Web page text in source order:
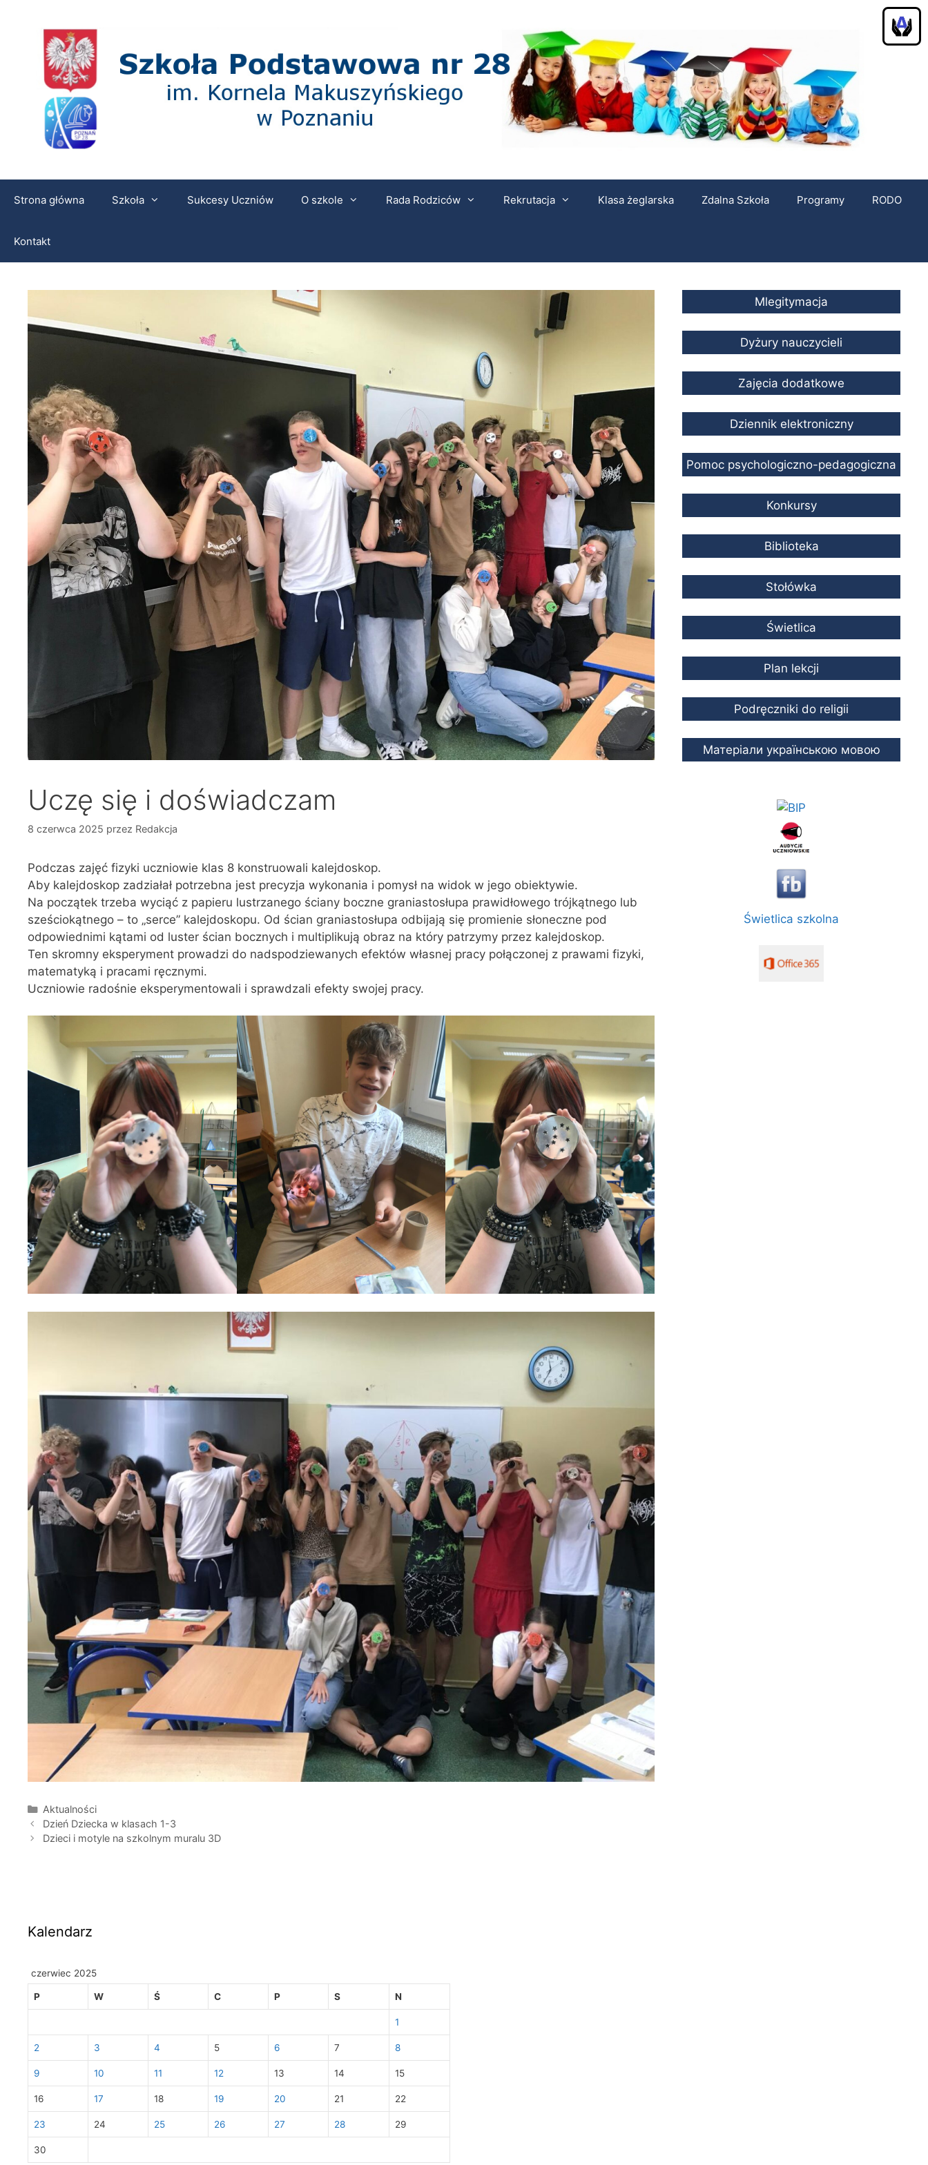
Strona główna Szkoła Sukcesy Uczniów O szkole Rada Rodziców Rekrutacja Klasa żeglarska Zdalna Szkoła Programy RODO
Kontakt
Uczę się i doświadczam
8 czerwca 2025 przez Redakcja
Podczas zajęć fizyki uczniowie klas 8 konstruowali kalejdoskop.
Aby kalejdoskop zadziałał potrzebna jest precyzja wykonania i pomysł na widok w jego obiektywie.
Na początek trzeba wyciąć z papieru lustrzanego ściany boczne graniastosłupa prawidłowego trójkątnego lub
sześciokątnego – to „serce” kalejdoskopu. Od ścian graniastosłupa odbijają się promienie słoneczne pod
odpowiednimi kątami od luster ścian bocznych i multiplikują obraz na który patrzymy przez kalejdoskop.
Ten skromny eksperyment prowadzi do nadspodziewanych efektów własnej pracy połączonej z prawami fizyki,
matematyką i pracami ręcznymi.
Uczniowie radośnie eksperymentowali i sprawdzali efekty swojej pracy.
Kategorie
Aktualności
Zobacz
wpisy
Dzień Dziecka w klasach 1-3
Dzieci i motyle na szkolnym muralu 3D
Mlegitymacja
Dyżury nauczycieli
Zajęcia dodatkowe
Dziennik elektroniczny
Pomoc psychologiczno-pedagogiczna
Konkursy
Biblioteka
Stołówka
Świetlica
Plan lekcji
Podręczniki do religii
Mатеріали українською мовою
Świetlica szkolna
Kalendarz
czerwiec 2025
P W Ś C P S N
1
2 3 4 5 6 7 8
9 10 11 12 13 14 15
16 17 18 19 20 21 22
23 24 25 26 27 28 29
30